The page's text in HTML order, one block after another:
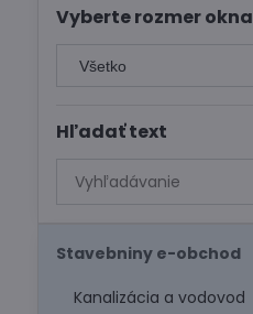
Vyberte rozmer okna
Hľadať text
Prehľadať
výsledky
fulltextom
Stavebniny e-obchod
Kanalizácia a vodovod